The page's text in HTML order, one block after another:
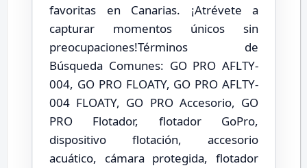
favoritas en Canarias. ¡Atrévete a
capturar momentos únicos sin
preocupaciones!Términos de
Búsqueda Comunes: GO PRO AFLTY-
004, GO PRO FLOATY, GO PRO AFLTY-
004 FLOATY, GO PRO Accesorio, GO
PRO Flotador, flotador GoPro,
dispositivo flotación, accesorio
acuático, cámara protegida, flotador